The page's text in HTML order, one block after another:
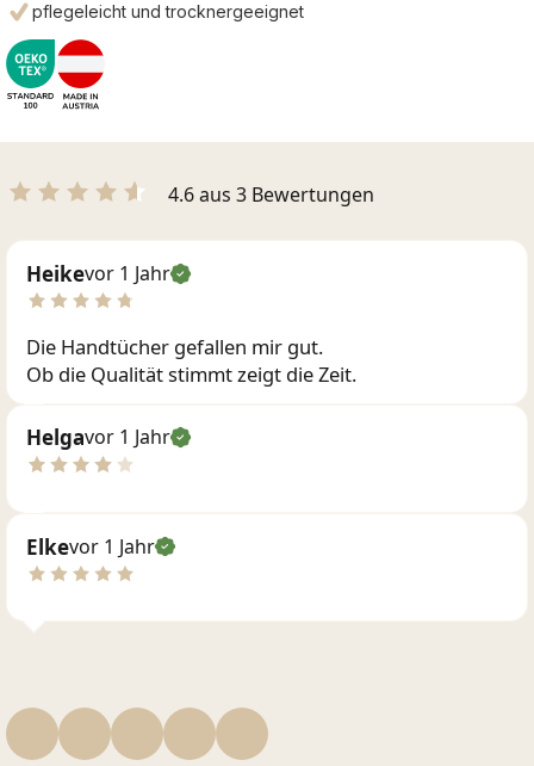
pflegeleicht und trocknergeeignet
4.6 aus 3 Bewertungen
Heikevor 1 Jahr
Die Handtücher gefallen mir gut.
Ob die Qualität stimmt zeigt die Zeit.
Helgavor 1 Jahr
Elkevor 1 Jahr